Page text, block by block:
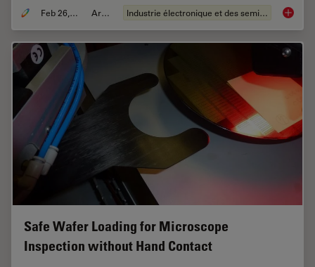
Feb 26, 2026 Article Industrie électronique et des semi-conducteurs 6-Inch
Safe Wafer Loading for Microscope
Inspection without Hand Contact